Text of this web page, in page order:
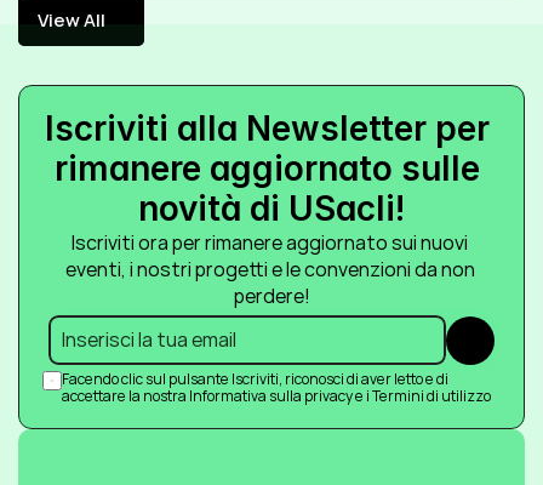
View All
View All
Iscriviti alla Newsletter per
rimanere aggiornato sulle
novità di USacli!
Iscriviti ora per rimanere aggiornato sui nuovi
eventi, i nostri progetti e le convenzioni da non
perdere!
Submit
Facendo clic sul pulsante Iscriviti, riconosci di aver letto e di
accettare la nostra Informativa sulla privacy e i Termini di utilizzo